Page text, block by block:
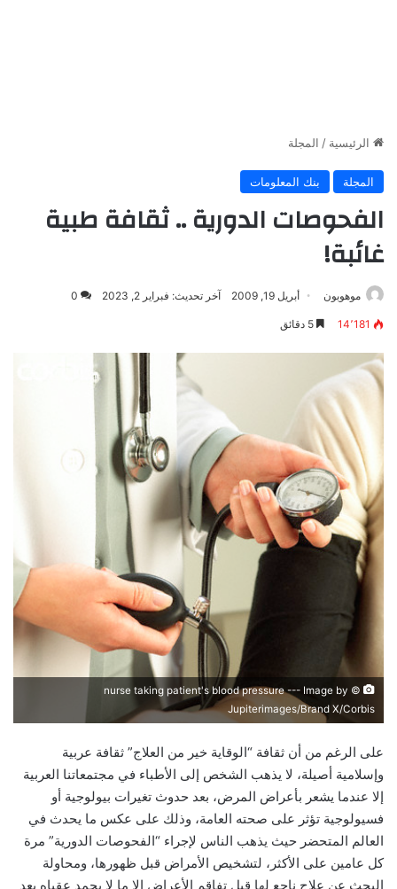
الرئيسية / المجلة
المجلة بنك المعلومات
الفحوصات الدورية .. ثقافة طبية
غائبة!
موهوبون أبريل 19, 2009 آخر تحديث: فبراير 2, 2023 0
14٬181
nurse taking patient's blood pressure --- Image by ©
Jupiterimages/Brand X/Corbis
على الرغم من أن ثقافة “الوقاية خير من العلاج” ثقافة عربية
وإسلامية أصيلة، لا يذهب الشخص إلى الأطباء في مجتمعاتنا العربية
إلا عندما يشعر بأعراض المرض، بعد حدوث تغيرات بيولوجية أو
فسيولوجية تؤثر على صحته العامة، وذلك على عكس ما يحدث في
العالم المتحضر حيث يذهب الناس لإجراء “الفحوصات الدورية” مرة
كل عامين على الأكثر، لتشخيص الأمراض قبل ظهورها، ومحاولة
البحث عن علاج ناجع لها قبل تفاقم الأعراض إلا ما لا يحمد عقباه بعد